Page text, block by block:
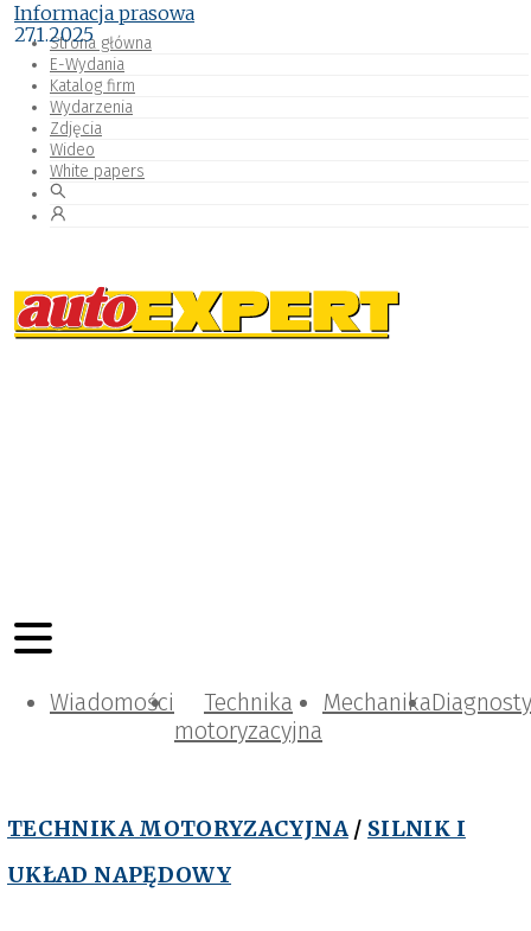
Strona główna
E-Wydania
Katalog firm
Wydarzenia
Zdjęcia
Wideo
White papers
Wiadomości
Technika
motoryzacyjna
Mechanika
TECHNIKA MOTORYZACYJNA / SILNIK I
UKŁAD NAPĘDOWY
Informacja prasowa
27.1.2025